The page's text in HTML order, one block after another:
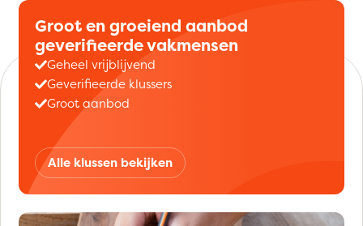
Groot en groeiend aanbod
geverifieerde vakmensen
Geheel vrijblijvend
Geverifieerde klussers
Groot aanbod
Alle klussen bekijken